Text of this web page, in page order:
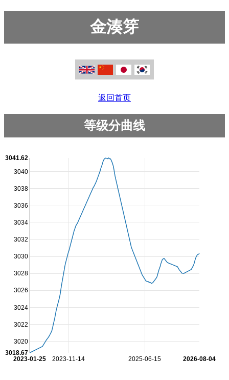
金湊笌
返回首页
等级分曲线
2023-11-14 2025-06-15
2023-01-25 2026-08-04
3020
3022
3024
3026
3028
3030
3032
3034
3036
3038
3040
3018.67
3041.62